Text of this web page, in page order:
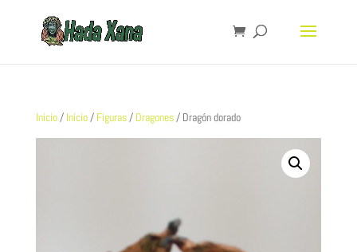
Inicio/ Inicio/ Figuras/ Dragones/ Dragón dorado